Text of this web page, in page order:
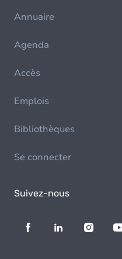
Annuaire
Agenda
Accès
Emplois
Bibliothèques
Se connecter
Suivez-nous